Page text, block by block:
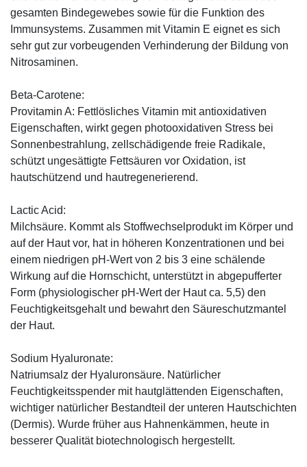
gesamten Bindegewebes sowie für die Funktion des
Immunsystems. Zusammen mit Vitamin E eignet es sich
sehr gut zur vorbeugenden Verhinderung der Bildung von
Nitrosaminen.
Beta-Carotene:
Provitamin A: Fettlösliches Vitamin mit antioxidativen
Eigenschaften, wirkt gegen photooxidativen Stress bei
Sonnenbestrahlung, zellschädigende freie Radikale,
schützt ungesättigte Fettsäuren vor Oxidation, ist
hautschützend und hautregenerierend.
Lactic Acid:
Milchsäure. Kommt als Stoffwechselprodukt im Körper und
auf der Haut vor, hat in höheren Konzentrationen und bei
einem niedrigen pH-Wert von 2 bis 3 eine schälende
Wirkung auf die Hornschicht, unterstützt in abgepufferter
Form (physiologischer pH-Wert der Haut ca. 5,5) den
Feuchtigkeitsgehalt und bewahrt den Säureschutzmantel
der Haut.
Sodium Hyaluronate:
Natriumsalz der Hyaluronsäure. Natürlicher
Feuchtigkeitsspender mit hautglättenden Eigenschaften,
wichtiger natürlicher Bestandteil der unteren Hautschichten
(Dermis). Wurde früher aus Hahnenkämmen, heute in
besserer Qualität biotechnologisch hergestellt.